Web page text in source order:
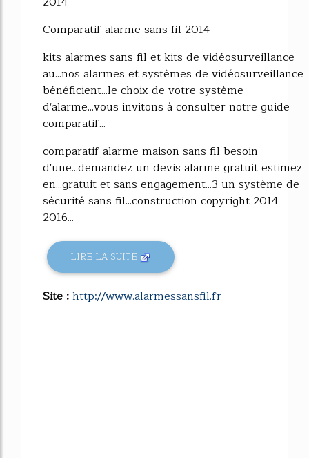
Comparatif alarme sans fil 2014
kits alarmes sans fil et kits de vidéosurveillance
au...nos alarmes et systèmes de vidéosurveillance
bénéficient...le choix de votre système
d'alarme...vous invitons à consulter notre guide
comparatif...
comparatif alarme maison sans fil besoin
d'une...demandez un devis alarme gratuit estimez
en...gratuit et sans engagement...3 un système de
sécurité sans fil...construction copyright 2014
2016...
LIRE LA SUITE
Site :http://www.alarmessansfil.fr